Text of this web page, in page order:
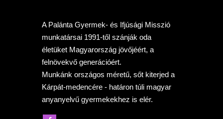
A Palánta Gyermek- és Ifjúsági Misszió
munkatársai 1991-től szánják oda
életüket Magyarország jövőjéért, a
felnövekvő generációért.
Munkánk országos méretű, sőt kiterjed a
Kárpát-medencére - határon túli magyar
anyanyelvű gyermekekhez is elér.